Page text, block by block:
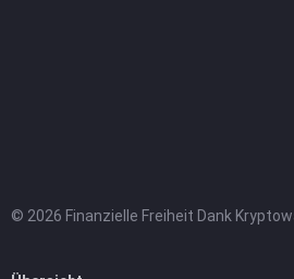
© 2026 Finanzielle Freiheit Dank